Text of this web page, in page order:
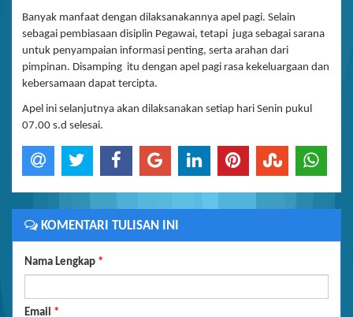
Banyak manfaat dengan dilaksanakannya apel pagi. Selain
sebagai pembiasaan disiplin Pegawai, tetapi juga sebagai sarana
untuk penyampaian informasi penting, serta arahan dari
pimpinan. Disamping itu dengan apel pagi rasa kekeluargaan dan
kebersamaan dapat tercipta.
Apel ini selanjutnya akan dilaksanakan setiap hari Senin pukul
07.00 s.d selesai.
KOMENTARI TULISAN INI
Nama Lengkap *
Email *